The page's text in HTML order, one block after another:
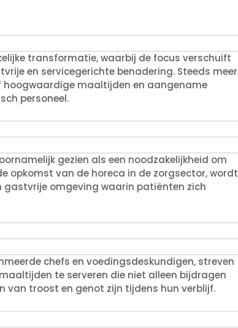
transformatie, waarbij de focus verschuift
en servicegerichte benadering. Steeds meer
hoogwaardige maaltijden en aangename
personeel.
gezien als een noodzakelijkheid om
opkomst van de horeca in de zorgsector, wordt
gastvrije omgeving waarin patiënten zich
chefs en voedingsdeskundigen, streven
te serveren die niet alleen bijdragen
van troost en genot zijn tijdens hun verblijf.